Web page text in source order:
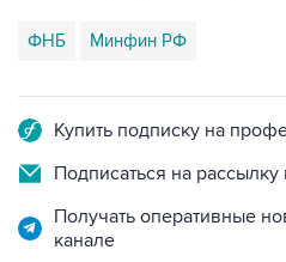
ФНБ Минфин РФ
Купить подписку на
Подписаться на рассылку
Получать оперативные
канале